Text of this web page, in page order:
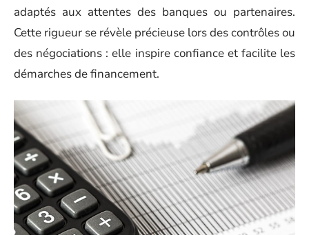
adaptés aux attentes des banques ou partenaires.
Cette rigueur se révèle précieuse lors des contrôles ou
des négociations : elle inspire confiance et facilite les
démarches de financement.